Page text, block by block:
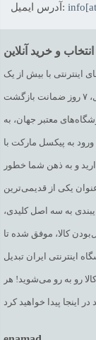
آدرس ایمیل:
و خرید آنلاین
اینترنتی با بیش از یک
دهه تجربه، با پایبندی به سه اصل کلیدی، پرداخت در محل، ۷ روز ضمانت بازگشت
معتبر جهان، به
به پیکسل مارکت با
و به ذهن شما خطور
یکی از قدیمی‌ترین
به سه اصل کلیدی،
اصل‌بودن کالا، موفق شده تا
اینترنتی ایران تبدیل
رو به رو می‌شوید! هر